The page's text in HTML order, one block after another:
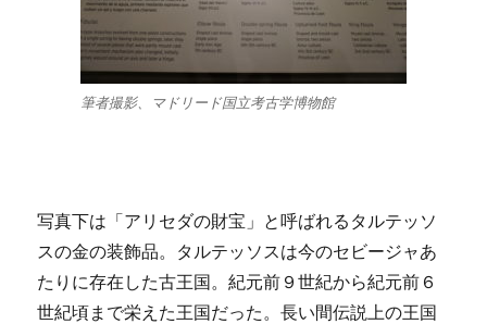
筆者撮影、マドリード国立考古学博物館
写真下は「アリセダの財宝」と呼ばれるタルテッソ
スの金の装飾品。タルテッソスは今のセビージャあ
たりに存在した古王国。紀元前９世紀から紀元前６
世紀頃まで栄えた王国だった。長い間伝説上の王国